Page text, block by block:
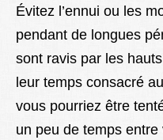
Évitez l’ennui ou les
pendant de longues
sont ravis par les
leur temps consacré
vous pourriez être
un peu de temps